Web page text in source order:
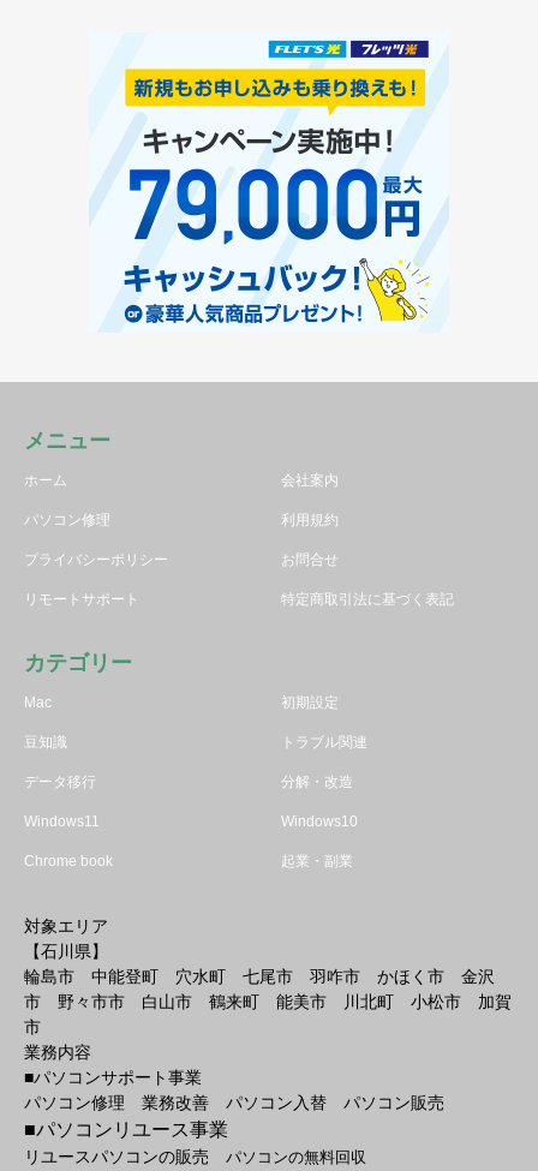
メニュー
ホーム 会社案内
パソコン修理 利用規約
プライバシーポリシー お問合せ
リモートサポート 特定商取引法に基づく表記
カテゴリー
Mac 初期設定
豆知識 トラブル関連
データ移行 分解・改造
Windows11 Windows10
Chrome book 起業・副業
対象エリア
【石川県】
輪島市 中能登町 穴水町 七尾市 羽咋市 かほく市 金沢
市 野々市市 白山市 鶴来町 能美市 川北町 小松市 加賀
市
業務内容
■パソコンサポート事業
パソコン修理 業務改善 パソコン入替 パソコン販売
■パソコンリユース事業
リユースパソコンの販売 パソコンの無料回収